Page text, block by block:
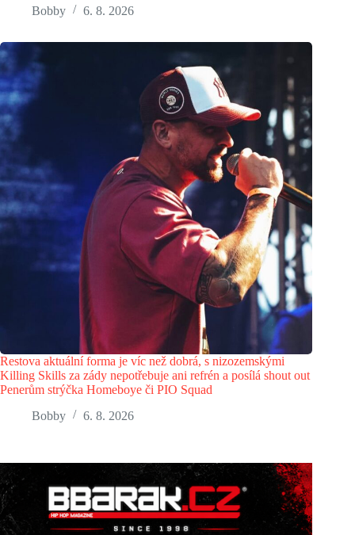
Bobby
6. 8. 2026
Restova aktuální forma je víc než dobrá, s nizozemskými
Killing Skills za zády nepotřebuje ani refrén a posílá shout out
Penerům strýčka Homeboye či PIO Squad
Bobby
6. 8. 2026